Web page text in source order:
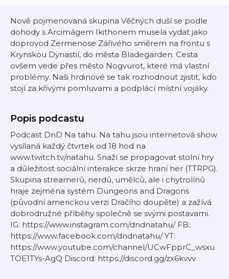
Nově pojmenovaná skupina Věčných duší se podle
dohody s Arcimágem Ikithonem musela vydat jako
doprovod Zermenose Zářivého směrem na frontu s
Krynskou Dynastií, do města Bladegarden. Cesta
ovšem vede přes město Nogvurot, které má vlastní
problémy. Naši hrdinové se tak rozhodnout zjistit, kdo
stojí za křivými pomluvami a podplácí místní vojáky.
Popis podcastu
Podcast DnD Na tahu. Na tahu jsou internetová show
vysílaná každý čtvrtek od 18 hod na
www.twitch.tv/natahu. Snaží se propagovat stolní hry
a důležitost sociální interakce skrze hraní her (TTRPG).
Skupina streamerů, nerdů, umělců, ale i chytrolínů
hraje zejména systém Dungeons and Dragons
(původní americkou verzi Dračího doupěte) a zažívá
dobrodružné příběhy společně se svými postavami.
IG: https://www.instagram.com/dndnatahu/ FB:
https://www.facebook.com/dndnatahu/ YT:
https://www.youtube.com/channel/UCwFpprC_wsxu
TOE1TYs-AgQ Discord: https://discord.gg/zx6kvvv